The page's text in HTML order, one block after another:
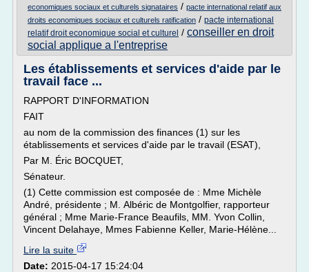
economiques sociaux et culturels signataires / pacte international relatif aux
droits economiques sociaux et culturels ratification / pacte international
relatif droit economique social et culturel / conseiller en droit
social applique a l'entreprise
Les établissements et services d'aide par le
travail face ...
RAPPORT D'INFORMATION
FAIT
au nom de la commission des finances (1) sur les
établissements et services d'aide par le travail (ESAT),
Par M. Éric BOCQUET,
Sénateur.
(1) Cette commission est composée de : Mme Michèle
André, présidente ; M. Albéric de Montgolfier, rapporteur
général ; Mme Marie-France Beaufils, MM. Yvon Collin,
Vincent Delahaye, Mmes Fabienne Keller, Marie-Hélène...
Lire la suite
Date: 2015-04-17 15:24:04